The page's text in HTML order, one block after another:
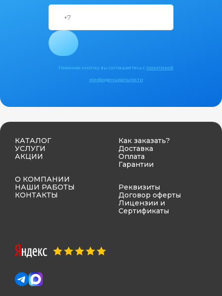
Нажимая кнопку вы соглашаетесь с политикой
конфиденциальности
КАТАЛОГ
УСЛУГИ
АКЦИИ
О КОМПАНИИ
НАШИ РАБОТЫ
КОНТАКТЫ
Как заказать?
Доставка
Оплата
Гарантии
Реквизиты
Договор оферты
Лицензии и
Сертификаты